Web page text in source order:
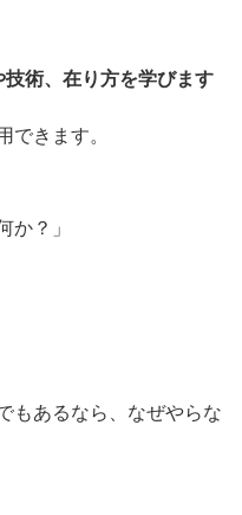
術、在り方を学びます
できます。
か？」
もあるなら、なぜやらな